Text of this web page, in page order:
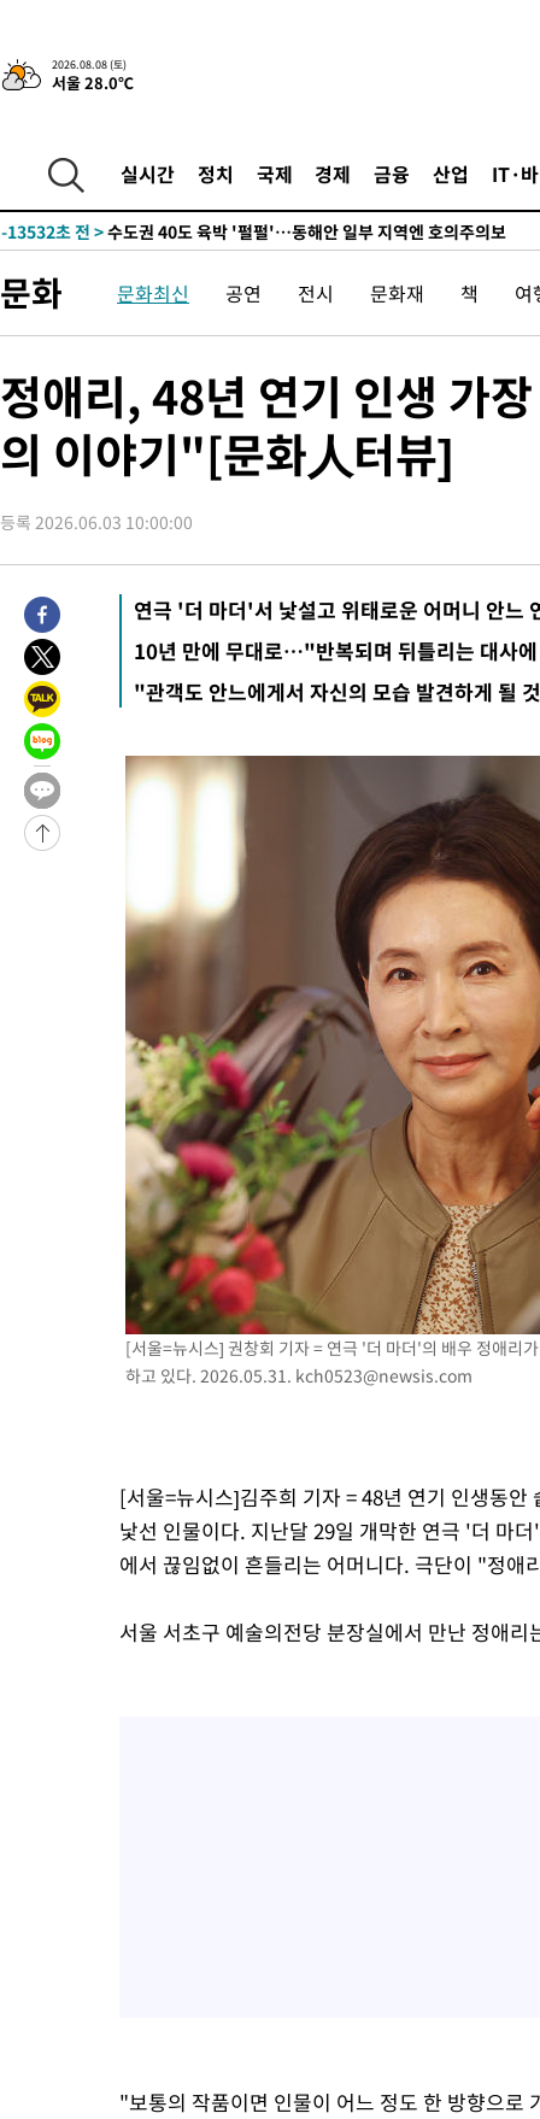
2026.08.08 (토)
서울 28.0℃
실시간 정치 국제 경제 금융 산업 IT·
42.08%·宋 10.17%
-20771초 전 >이강인 "아틀레티코 이적 기뻐…등번호 7번 의미보단 팀 위해
것"
-20706초 전 >[속보]與 당대표 경선, 제주·인천 권리당원 투표 김민석 승리
-13750초 전 >
[속보]이강인 "감독님이 원하는 마음 느꼈고, 많은 트로피 원해
틀레티코 이적"
-13532초 전 >
-12501초 전 >온열질환 사망자 3명 늘어…누적 환자 3000명 돌파
-2553초 전 >
백운산서 80년근 천종산삼 9뿌리 발견…감정가 1.3억원
-263초 전 >선재도서 해루질 나섰다 실종 60대, 닷새 만에 숨진 채 발견
47분 전 > 여수 오동도 해상서 모터보트 전복…1명 사망·1명 실종
1시간 전 > 극한폭염 한풀 꺾이지만…'낮 최고 35도' 무더위, 열대야 계속[다
날씨]
2시간 전 >축구협회 "압수수색·성접대 논란 사과…쇄신의 기회로 삼겠다"
6시간 전 >'최고 37도' 폭염 지속…강원동해안 최대 150㎜ 비
8시간 전 >[속보]뉴욕증시 상승 마감…S&P 0.6% 나스닥 1.3%↑
-30975초 전 >
이란 "호르무즈 재개방 합의 근접…美 배상 선행돼야"
-22022초 전 >
[속보]與최고위원 제주·인천 순회경선…박선원·최민희·서미
한민수·김용 순
-21975초 전 >
청래 44.56%
-21257초 전 >
[속보]與 대표 경선 제주·인천 당원투표…金 47.75%·鄭
42.08%·宋 10.17%
-20791초 전 >
-20726초 전 >
[속보]與 당대표 경선, 제주·인천 권리당원 투표 김민석 승리
-14500초 전 >
낮 최고 35도 '무더위'…동해안 시간당 30㎜ '강한 비'[내일날
-13770초 전 >
[속보]이강인 "감독님이 원하는 마음 느꼈고, 많은 트로피 원해
수도권 40도 육박 '펄펄'…동해안 일부 지역엔 호의주의보
온열질환 사망자 3명 늘어…누적 환자 3000명 돌파
강릉에 시간당 81.4㎜ 물폭탄…도로 잠기고 담벼락 붕괴
백운산서 80년근 천종산삼 9뿌리 발견…감정가 1.3억원
선재도서 해루질 나섰다 실종 60대, 닷새 만에 숨진 채 발견
남자 농구, 나고야 아시안게임서 '홈팀' 일본과 한일전
여수 오동도 해상서 모터보트 전복…1명 사망·1명 실종
극한폭염 한풀 꺾이지만…'낮 최고 35도' 무더위, 열대야 계속[다
축구협회 "압수수색·성접대 논란 사과…쇄신의 기회로 삼겠다"
[속보]'압수수색·성접대 논란' 축구협회 "실망과 걱정 안겨드려
'최고 37도' 폭염 지속…강원동해안 최대 150㎜ 비
[속보]뉴욕증시 상승 마감…S&P 0.6% 나스닥 1.3%↑
문화 문화최신 공연 전시 문화재 책 여
정애리, 48년 연기 인생 가
의 이야기"[문화人터뷰]
등록 2026.06.03 10:00:00
연극 '더 마더'서 낯설고 위태로운 어머니 안느
10년 만에 무대로…"반복되며 뒤틀리는 대사
"관객도 안느에게서 자신의 모습 발견하게 될
[서울=뉴시스] 권창회 기자 = 연극 '더 마더'의 배우 정애리
하고 있다. 2026.05.31. kch0523@newsis.com
[서울=뉴시스]김주희 기자 = 48년 연기 인생동
낯선 인물이다. 지난달 29일 개막한 연극 '더 마
에서 끊임없이 흔들리는 어머니다. 극단이 "정
서울 서초구 예술의전당 분장실에서 만난 정애
"보통의 작품이면 인물이 어느 정도 한 방향으로